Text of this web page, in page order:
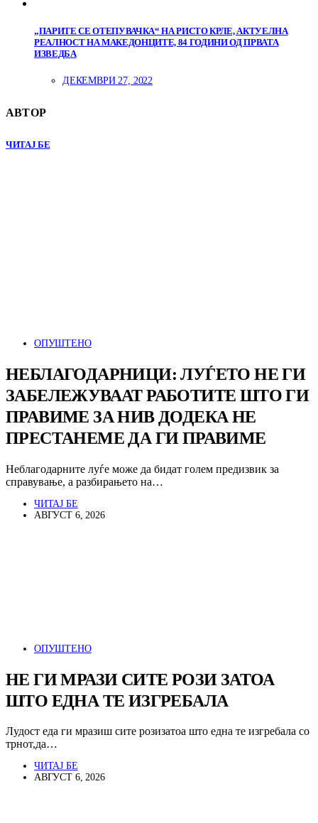
„ПАРИТЕ СЕ ОТЕПУВАЧКА“ НА РИСТО КРЛЕ, АКТУЕЛНА
РЕАЛНОСТ НА МАКЕДОНЦИТЕ, 84 ГОДИНИ ОД ПРВАТА
ИЗВЕДБА
ДЕКЕМВРИ 27, 2022
АВТОР
ЧИТАЈ БЕ
ОПУШТЕНО
НЕБЛАГОДАРНИЦИ: ЛУЃЕТО НЕ ГИ
ЗАБЕЛЕЖУВААТ РАБОТИТЕ ШТО ГИ
ПРАВИМЕ ЗА НИВ ДОДЕКА НЕ
ПРЕСТАНЕМЕ ДА ГИ ПРАВИМЕ
Неблагодарните луѓе може да бидат голем предизвик за
справување, а разбирањето на…
ЧИТАЈ БЕ
АВГУСТ 6, 2026
ОПУШТЕНО
НЕ ГИ МРАЗИ СИТЕ РОЗИ ЗАТОА
ШТО ЕДНА ТЕ ИЗГРЕБАЛА
Лудост еда ги мразиш сите розизатоа што една те изгребала со
трнот,да…
ЧИТАЈ БЕ
АВГУСТ 6, 2026